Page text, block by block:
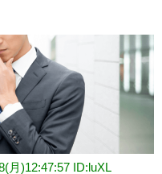
月)12:47:57 ID:luXL